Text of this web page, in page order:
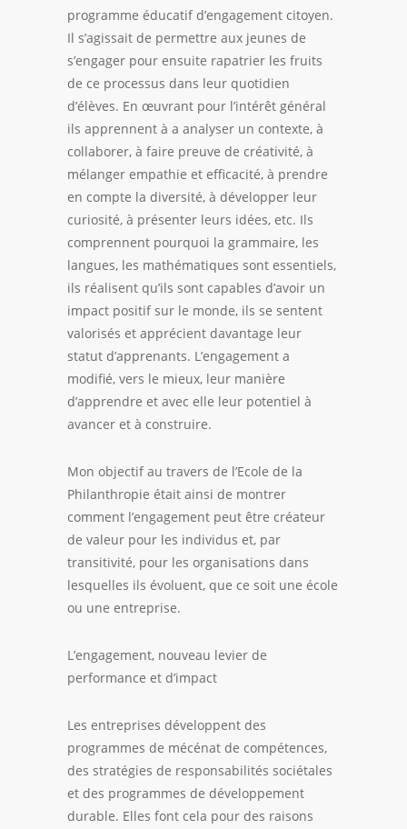
programme éducatif d’engagement citoyen.
Il s’agissait de permettre aux jeunes de
s’engager pour ensuite rapatrier les fruits
de ce processus dans leur quotidien
d’élèves. En œuvrant pour l’intérêt général
ils apprennent à a analyser un contexte, à
collaborer, à faire preuve de créativité, à
mélanger empathie et efficacité, à prendre
en compte la diversité, à développer leur
curiosité, à présenter leurs idées, etc. Ils
comprennent pourquoi la grammaire, les
langues, les mathématiques sont essentiels,
ils réalisent qu’ils sont capables d’avoir un
impact positif sur le monde, ils se sentent
valorisés et apprécient davantage leur
statut d’apprenants. L’engagement a
modifié, vers le mieux, leur manière
d’apprendre et avec elle leur potentiel à
avancer et à construire.
Mon objectif au travers de l’Ecole de la
Philanthropie était ainsi de montrer
comment l’engagement peut être créateur
de valeur pour les individus et, par
transitivité, pour les organisations dans
lesquelles ils évoluent, que ce soit une école
ou une entreprise.
L’engagement, nouveau levier de
performance et d’impact
Les entreprises développent des
programmes de mécénat de compétences,
des stratégies de responsabilités sociétales
et des programmes de développement
durable. Elles font cela pour des raisons